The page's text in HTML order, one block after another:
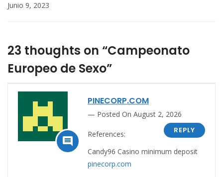
Junio 9, 2023
23 thoughts on “Campeonato
Europeo de Sexo”

PINECORP.COM
Posted On August 2, 2026
REPLY
References:
Candy96 Casino minimum deposit
pinecorp.com